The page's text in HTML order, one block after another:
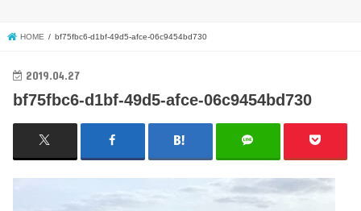
HOME bf75fbc6-d1bf-49d5-afce-06c9454bd730
2019.04.27
bf75fbc6-d1bf-49d5-afce-06c9454bd730